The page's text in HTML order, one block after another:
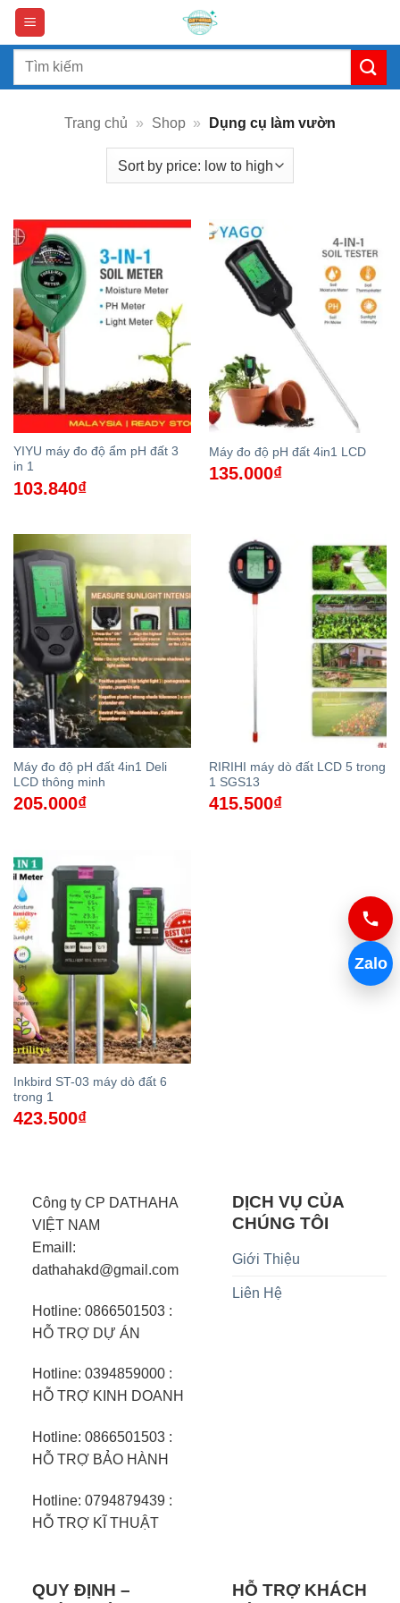
Skip
content
Search
Trang chủ » Shop » Dụng cụ làm vườn
YIYU máy đo độ ẩm pH đất 3
in 1
103.840₫
Máy đo độ pH đất 4in1 LCD
135.000₫
Máy đo độ pH đất 4in1 Deli
LCD thông minh
205.000₫
RIRIHI máy dò đất LCD 5 trong
1 SGS13
415.500₫
Inkbird ST-03 máy dò đất 6
trong 1
423.500₫
Công ty CP DATHAHA
VIỆT NAM
Emaill:
dathahakd@gmail.com
Hotline: 0866501503 :
HỖ TRỢ DỰ ÁN
Hotline: 0394859000 :
HỖ TRỢ KINH DOANH
Hotline: 0866501503 :
HỖ TRỢ BẢO HÀNH
Hotline: 0794879439 :
HỖ TRỢ KĨ THUẬT
DỊCH VỤ CỦA
CHÚNG TÔI
Giới Thiệu
Liên Hệ
QUY ĐỊNH –
HỖ TRỢ KHÁCH
Zalo